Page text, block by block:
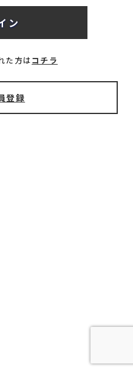
た方はコチラ
登録